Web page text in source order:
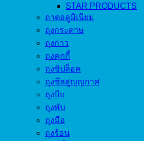
STAR PRODUCTS
ถาดอลูมิเนียม
ถุงกระดาษ
ถุงกาว
ถุงคุกกี้
ถุงซิปล็อค
ถุงซีลสูญญกาศ
ถุงบีบ
ถุงพับ
ถุงมือ
ถุงร้อน